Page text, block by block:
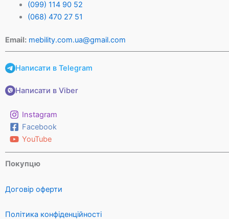
(099) 114 90 52
(068) 470 27 51
Email: mebility.com.ua@gmail.com
Написати в Telegram
Написати в Viber
Instagram
Facebook
YouTube
Покупцю
Договір оферти
Політика конфіденційності